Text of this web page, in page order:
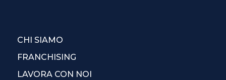
CHI SIAMO
FRANCHISING
LAVORA CON NOI